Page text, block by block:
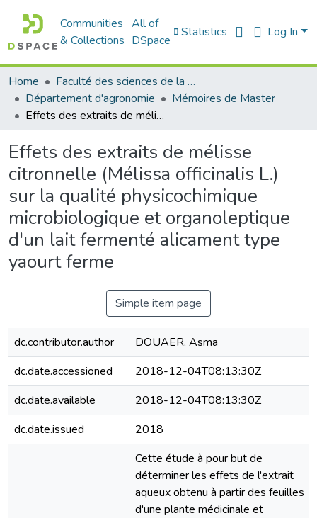
Communities
& Collections
All of
DSpace
Statistics Log In
Home
Faculté des sciences de la nature et de la vie
Département d'agronomie
Mémoires de Master
Effets des extraits de mélisse citronnelle (Mélissa officinalis L.) sur la qualité physicochimique microbiologique et organoleptique d'un lait fermenté alicament type yaourt ferme
Effets des extraits de mélisse
citronnelle (Mélissa officinalis L.)
sur la qualité physicochimique
microbiologique et organoleptique
d'un lait fermenté alicament type
yaourt ferme
Simple item page
dc.contributor.author
DOUAER, Asma
dc.date.accessioned
2018-12-04T08:13:30Z
dc.date.available
2018-12-04T08:13:30Z
dc.date.issued
2018
Cette étude à pour but de
déterminer les effets de l'extrait
aqueux obtenu à partir des feuilles
d'une plante médicinale et